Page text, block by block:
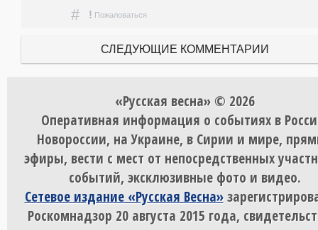
# ! Пожаловаться
СЛЕДУЮЩИЕ КОММЕНТАРИИ
«Русская весна» © 2026
Оперативная информация о событиях в
Новороссии, на Украине, в Сирии и мире,
эфиры, вести с мест от непосредственных
событий, эксклюзивные фото и видео.
Сетевое издание «Русская Весна»
Роскомнадзор 20 августа 2015 года,